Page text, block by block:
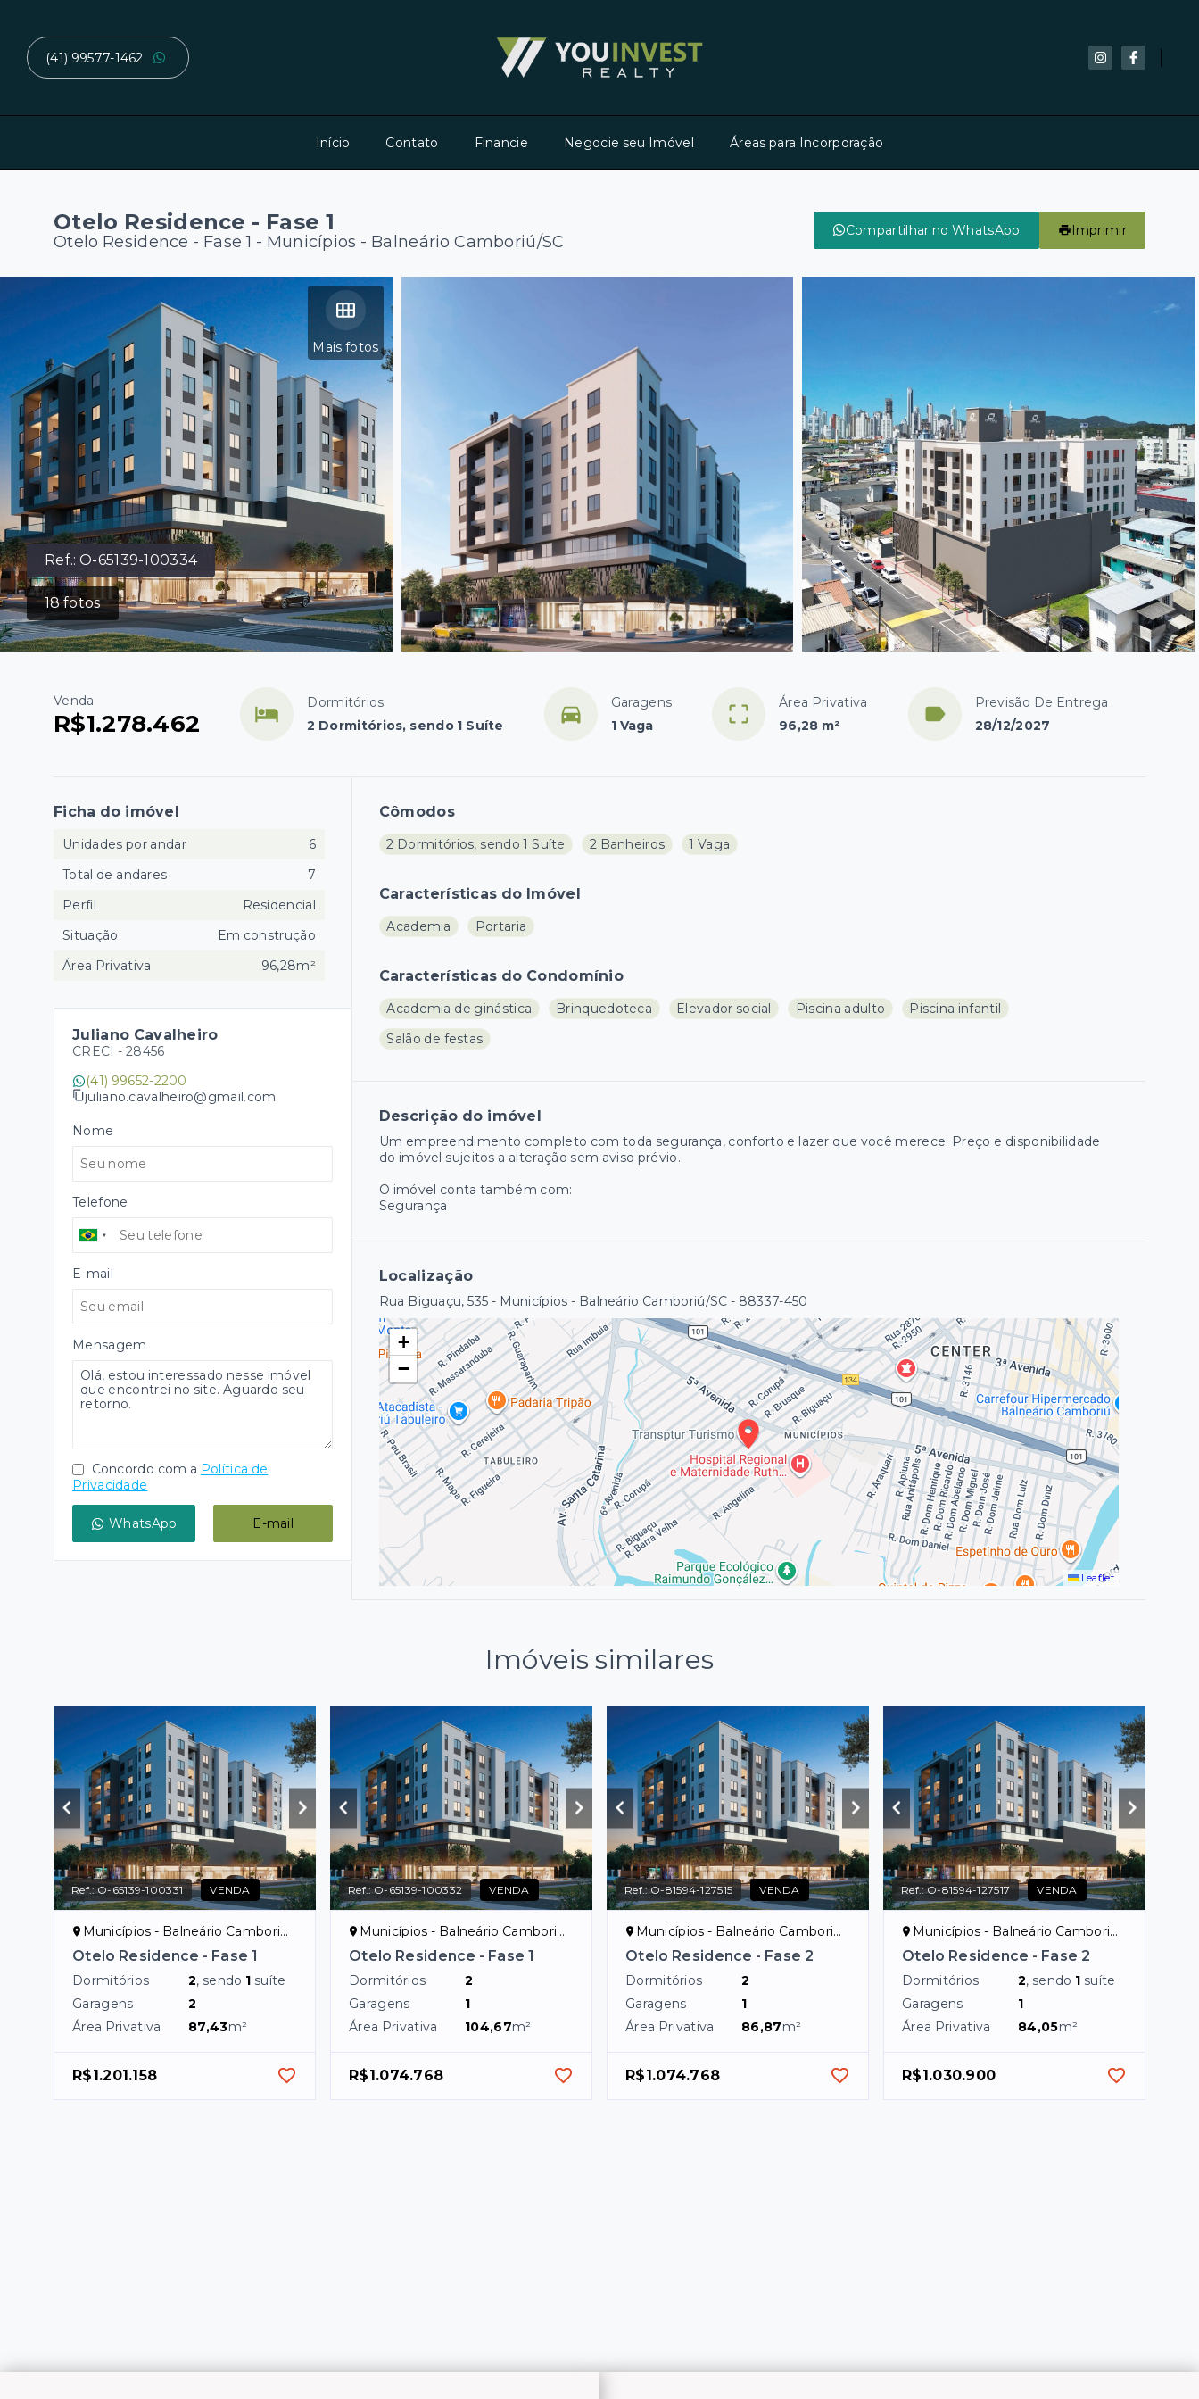
(41) 99577-1462
Início Contato Financie Negocie seu Imóvel Áreas para Incorporação
Otelo Residence - Fase 1
Otelo Residence - Fase 1 - Municípios - Balneário Camboriú/SC
Compartilhar no WhatsApp Imprimir
Ref.:O-65139-100334
18fotos
Mais fotos
Venda
R$1.278.462
Dormitórios
2 Dormitórios, sendo 1 Suíte
Garagens
1 Vaga
Área Privativa
96,28 m²
Previsão De Entrega
28/12/2027
Cômodos
2 Dormitórios, sendo 1 Suíte 2 Banheiros 1 Vaga
Características do Imóvel
Academia Portaria
Características do Condomínio
Academia de ginástica Brinquedoteca Elevador social Piscina adulto
Piscina infantil
Salão de festas
Descrição do imóvel
Um empreendimento completo com toda segurança, conforto e lazer que você merece. Preço e disponibilidade
do imóvel sujeitos a alteração sem aviso prévio.
O imóvel conta também com:
Segurança
Localização
Rua Biguaçu, 535 - Municípios - Balneário Camboriú/SC - 88337-450
+
−
Leaflet
Ficha do imóvel
Unidades por andar
6
Total de andares
7
Perfil
Residencial
Situação
Em construção
Área Privativa
96,28m²
Juliano Cavalheiro
CRECI - 28456
(41) 99652-2200
juliano.cavalheiro@gmail.com
Nome
Telefone
E-mail
Mensagem
Concordo com a Política de
Privacidade
WhatsApp E-mail
Imóveis similares
Ref.:O-65139-100331 VENDA
Municípios - Balneário Camboriú/SC
Otelo Residence - Fase 1
Dormitórios 2, sendo 1 suíte
Garagens
2
Área Privativa
87,43m²
R$1.201.158
Ref.:O-65139-100332 VENDA
Municípios - Balneário Camboriú/SC
Otelo Residence - Fase 1
Dormitórios
2
Garagens
1
Área Privativa
104,67m²
R$1.074.768
Ref.:O-81594-127515 VENDA
Municípios - Balneário Camboriú/SC
Otelo Residence - Fase 2
Dormitórios
2
Garagens
1
Área Privativa
86,87m²
R$1.074.768
Ref.:O-81594-127517 VENDA
Municípios - Balneário Camboriú/SC
Otelo Residence - Fase 2
Dormitórios 2, sendo 1 suíte
Garagens
1
Área Privativa
84,05m²
R$1.030.900